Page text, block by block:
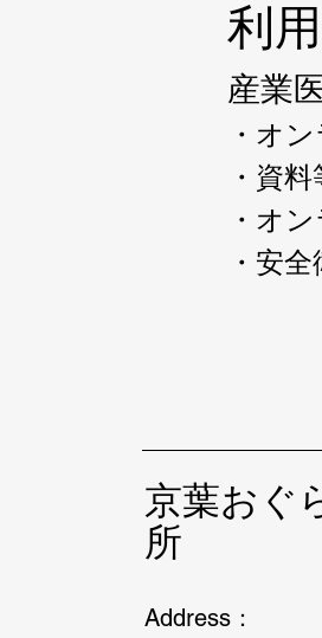
利
産業
・オ
・資
・オ
・安
京葉おぐ
所
Address：